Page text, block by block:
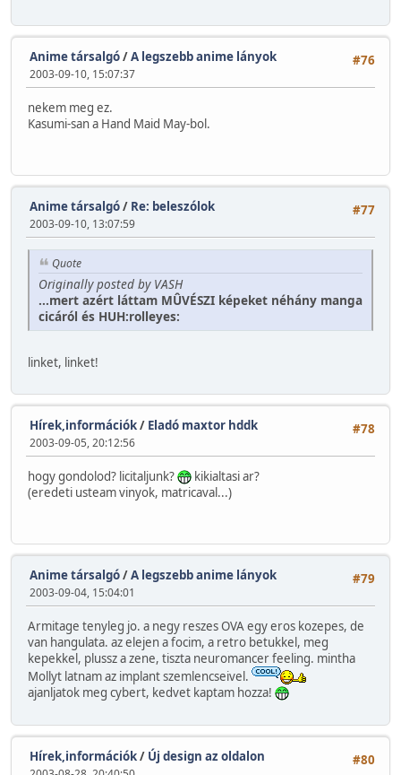
#76
Anime társalgó/A legszebb anime lányok
2003-09-10, 15:07:37
nekem meg ez.
Kasumi-san a Hand Maid May-bol.
#77
Anime társalgó/ Re: beleszólok
2003-09-10, 13:07:59
Quote
Originally posted by VASH
...mert azért láttam MÛVÉSZI képeket néhány manga
cicáról és HUH:rolleyes:
linket, linket!
#78
Hírek,információk/ Eladó maxtor hddk
2003-09-05, 20:12:56
hogy gondolod? licitaljunk?
kikialtasi ar?
(eredeti usteam vinyok, matricaval...)
#79
Anime társalgó/A legszebb anime lányok
2003-09-04, 15:04:01
Armitage tenyleg jo. a negy reszes OVA egy eros kozepes, de
van hangulata. az elejen a focim, a retro betukkel, meg
kepekkel, plussz a zene, tiszta neuromancer feeling. mintha
Mollyt latnam az implant szemlencseivel.
ajanljatok meg cybert, kedvet kaptam hozza!
#80
Hírek,információk/ Új design az oldalon